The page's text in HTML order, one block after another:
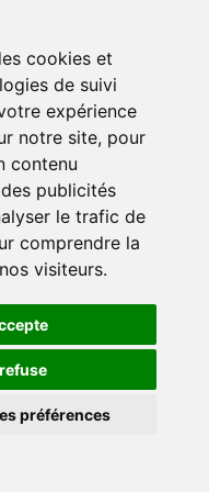
cookies et
de suivi
expérience
notre site, pour
contenu
publicités
le trafic de
comprendre la
visiteurs.
préférences